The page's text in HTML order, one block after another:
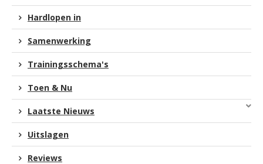
Hardlopen in
Samenwerking
Trainingsschema's
Toen & Nu
Laatste Nieuws
Uitslagen
Reviews